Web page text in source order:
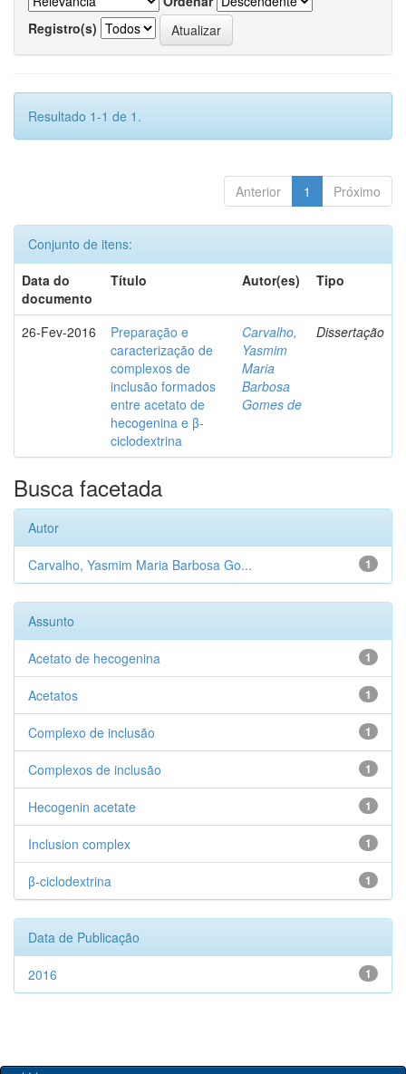
Registro(s)
Resultado 1-1 de 1.
Anterior 1 Próximo
Conjunto de itens:
Data do
documento
Título Autor(es) Tipo
26-Fev-2016
Preparação e
caracterização de
complexos de
inclusão formados
entre acetato de
hecogenina e β-
ciclodextrina
Carvalho,
Yasmim
Maria
Barbosa
Gomes de
Dissertação
Busca facetada
Autor
1
Carvalho, Yasmim Maria Barbosa Go...
Assunto
1
Acetato de hecogenina
1
Acetatos
1
Complexo de inclusão
1
Complexos de inclusão
1
Hecogenin acetate
1
Inclusion complex
1
β-ciclodextrina
Data de Publicação
1
2016